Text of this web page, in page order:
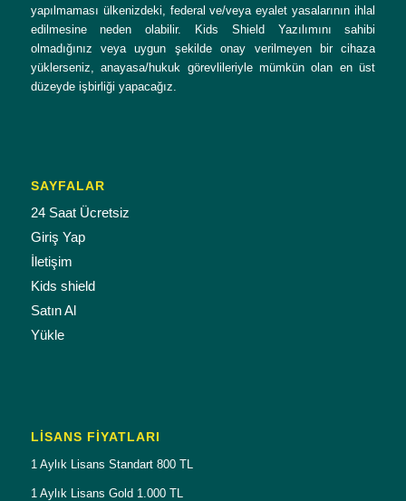
yapılmaması ülkenizdeki, federal ve/veya eyalet yasalarının ihlal
edilmesine neden olabilir. Kids Shield Yazılımını sahibi
olmadığınız veya uygun şekilde onay verilmeyen bir cihaza
yüklerseniz, anayasa/hukuk görevlileriyle mümkün olan en üst
düzeyde işbirliği yapacağız.
SAYFALAR
24 Saat Ücretsiz
Giriş Yap
İletişim
Kids shield
Satın Al
Yükle
LISANS FIYATLARI
1 Aylık Lisans Standart 800 TL
1 Aylık Lisans Gold 1.000 TL